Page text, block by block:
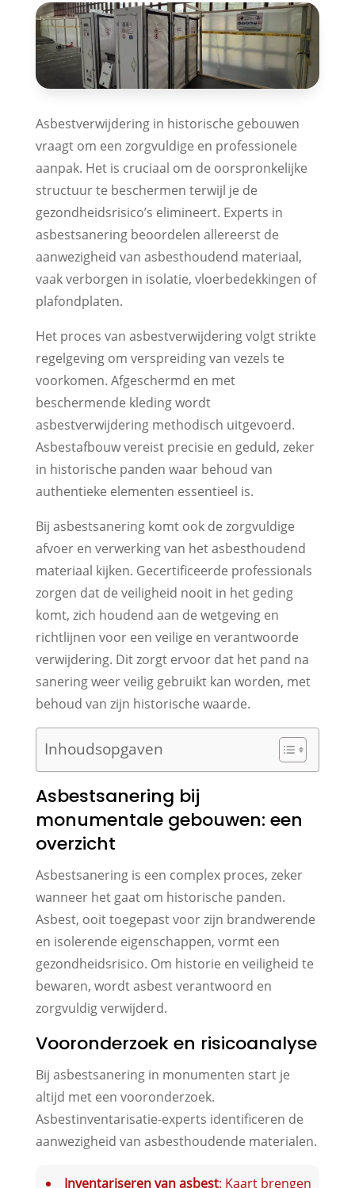
Asbestverwijdering in historische gebouwen
vraagt om een zorgvuldige en professionele
aanpak. Het is cruciaal om de oorspronkelijke
structuur te beschermen terwijl je de
gezondheidsrisico’s elimineert. Experts in
asbestsanering beoordelen allereerst de
aanwezigheid van asbesthoudend materiaal,
vaak verborgen in isolatie, vloerbedekkingen of
plafondplaten.
Het proces van asbestverwijdering volgt strikte
regelgeving om verspreiding van vezels te
voorkomen. Afgeschermd en met
beschermende kleding wordt
asbestverwijdering methodisch uitgevoerd.
Asbestafbouw vereist precisie en geduld, zeker
in historische panden waar behoud van
authentieke elementen essentieel is.
Bij asbestsanering komt ook de zorgvuldige
afvoer en verwerking van het asbesthoudend
materiaal kijken. Gecertificeerde professionals
zorgen dat de veiligheid nooit in het geding
komt, zich houdend aan de wetgeving en
richtlijnen voor een veilige en verantwoorde
verwijdering. Dit zorgt ervoor dat het pand na
sanering weer veilig gebruikt kan worden, met
behoud van zijn historische waarde.
Inhoudsopgaven
Asbestsanering bij
monumentale gebouwen: een
overzicht
Asbestsanering is een complex proces, zeker
wanneer het gaat om historische panden.
Asbest, ooit toegepast voor zijn brandwerende
en isolerende eigenschappen, vormt een
gezondheidsrisico. Om historie en veiligheid te
bewaren, wordt asbest verantwoord en
zorgvuldig verwijderd.
Vooronderzoek en risicoanalyse
Bij asbestsanering in monumenten start je
altijd met een vooronderzoek.
Asbestinventarisatie-experts identificeren de
aanwezigheid van asbesthoudende materialen.
Inventariseren van asbest: Kaart brengen